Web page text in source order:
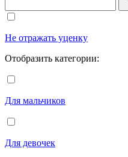
Не отражать уценку
Отобразить категории:
Для мальчиков
Для девочек